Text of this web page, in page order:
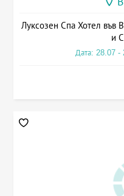
Луксозен Спа Хотел във
и
Дата: 28.07 -